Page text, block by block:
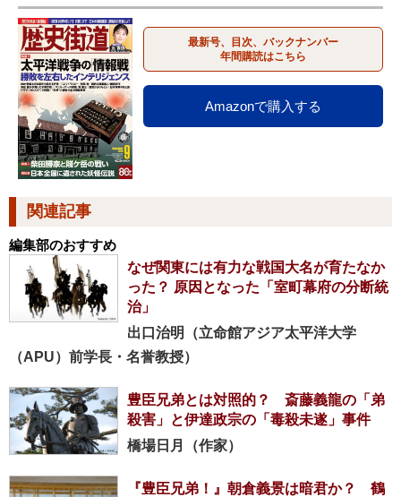
最新号、目次、バックナンバー
年間購読はこちら
Amazonで購入する
関連記事
編集部のおすすめ
なぜ関東には有力な戦国大名が育たなか
った？ 原因となった「室町幕府の分断統
治」
出口治明（立命館アジア太平洋大学
（APU）前学長・名誉教授）
豊臣兄弟とは対照的？ 斎藤義龍の「弟
殺害」と伊達政宗の「毒殺未遂」事件
橋場日月（作家）
『豊臣兄弟！』朝倉義景は暗君か？ 鶴